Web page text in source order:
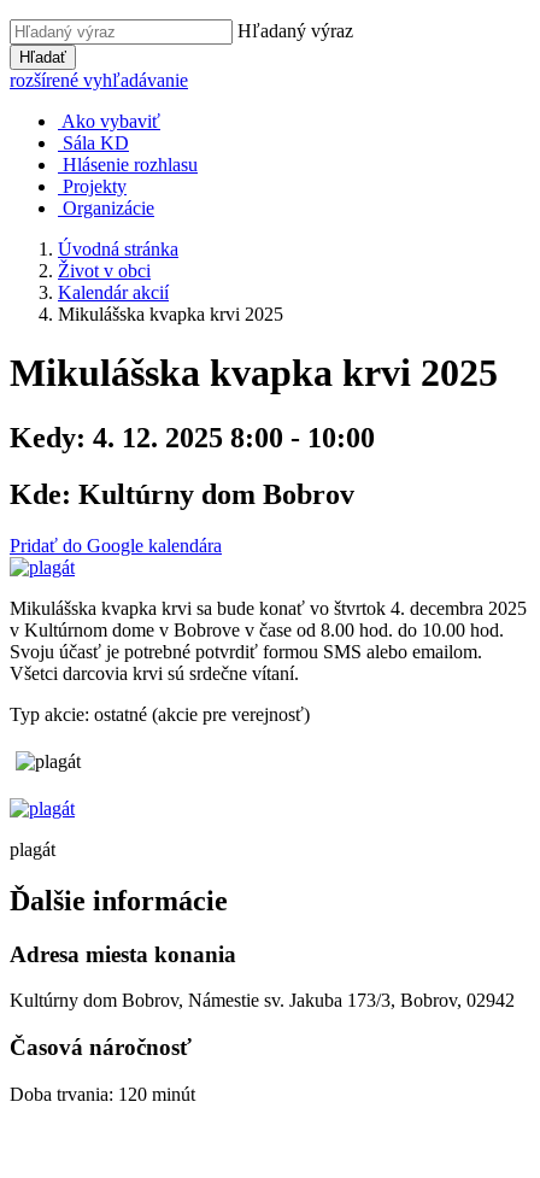
Hľadaný výraz
Hľadať
rozšírené vyhľadávanie
Ako vybaviť
Sála KD
Hlásenie rozhlasu
Projekty
Organizácie
Úvodná stránka
Život v obci
Kalendár akcií
Mikulášska kvapka krvi 2025
Mikulášska kvapka krvi 2025
Kedy: 4. 12. 2025 8:00 - 10:00
Kde: Kultúrny dom Bobrov
Pridať do Google kalendára
Mikulášska kvapka krvi sa bude konať vo štvrtok 4. decembra 2025
v Kultúrnom dome v Bobrove v čase od 8.00 hod. do 10.00 hod.
Svoju účasť je potrebné potvrdiť formou SMS alebo emailom.
Všetci darcovia krvi sú srdečne vítaní.
Typ akcie: ostatné (akcie pre verejnosť)
plagát
Ďalšie informácie
Adresa miesta konania
Kultúrny dom Bobrov, Námestie sv. Jakuba 173/3, Bobrov, 02942
Časová náročnosť
Doba trvania: 120 minút